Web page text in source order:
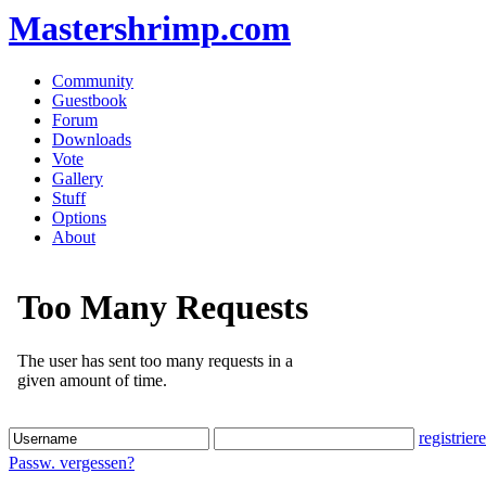
Mastershrimp.com
Community
Guestbook
Forum
Downloads
Vote
Gallery
Stuff
Options
About
Passw. vergessen?